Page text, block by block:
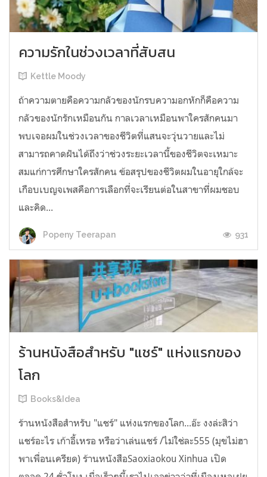
ความรักในช่วงเวลาที่สับสน
Kettle Moody
ถ้าความตายคือความกลัวของนักรบความอกหักก็คือความ
กลัวของนักรักเหมือนกัน กาลเวลาเหมือนพาใครสักคนมา
พบเจอผมในช่วงเวลาของชีวิตที่แสนจะวุ่นวายและไม่
สามารถคาดฝันได้ถึงว่าช่วงระยะเวลานี้ของชีวิตจะเหมาะ
สมแก่การศึกษาใครสักคน ข้อสรุปของชีวิตผมในอายุใกล้จะ
เกือบเบญจเพสคือการเลือกที่จะเรียนต่อในสาขาที่ผมชอบ
และคิด...
Popeny Teerapan 931
ร้านหนังสือสำหรับ "แชร์" แห่งแรกของ
โลก
Books&Idea
ร้านหนังสือสำหรับ "แชร์" แห่งแรกของโลก...อ๊ะ งงล่ะสิว่า
แชร์อะไร เก้าอี้เหรอ หรือว่าเล่นแชร์ /ไม่ใช่ละ555 (มุขไม่ฮา
พาเพื่อนเครียด) ร้านหนังสือSaoxiaokou Xinhua เปิด